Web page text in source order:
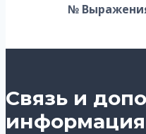
№
Связь и
информация